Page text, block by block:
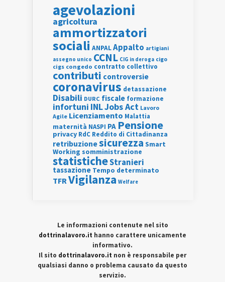
agevolazioni
agricoltura
ammortizzatori
sociali ANPALAppalto artigiani
assegno unico CCNL CIG in deroga cigo
cigs congedo contratto collettivo
contributi controversie
coronavirus detassazione
Disabili DURC fiscale formazione
infortuni INLJobs Act Lavoro
Agile Licenziamento Malattia
maternità NASPI PA Pensione
privacy RdC Reddito di Cittadinanza
retribuzionesicurezza Smart
Working somministrazione
statisticheStranieri
tassazione Tempo determinato
TFRVigilanza Welfare
Le informazioni contenute nel sito
dottrinalavoro.it hanno carattere unicamente
informativo.
Il sito dottrinalavoro.it non è responsabile per
qualsiasi danno o problema causato da questo
servizio.